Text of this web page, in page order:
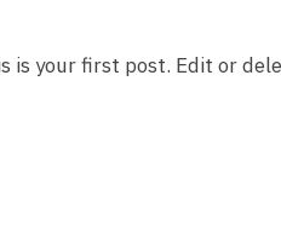
is your first post. Edit or